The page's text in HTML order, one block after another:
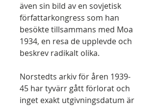
även sin bild av en sovjetisk
författarkongress som han
besökte tillsammans med Moa
1934, en resa de upplevde och
beskrev radikalt olika.
Norstedts arkiv för åren 1939-
45 har tyvärr gått förlorat och
inget exakt utgivningsdatum är